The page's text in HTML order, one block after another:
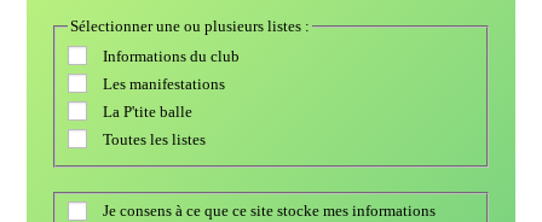
Sélectionner une ou plusieurs listes :
Informations du club
Les manifestations
La P'tite balle
Toutes les listes
Je consens à ce que ce site stocke mes informations